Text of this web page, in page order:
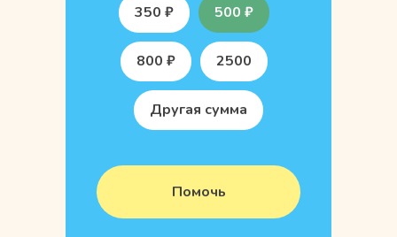
350 ₽ 500 ₽
800 ₽ 2500
Другая сумма
Помочь